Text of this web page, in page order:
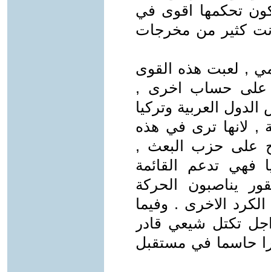
تحكمها اقوى في
كثير من مخرجات
, لعبت هذه القوى
على حساب اخرى ,
العربية وتركيا
, لانها ترى في هذه
على حزب البعث ,
فهي تدعم القائمة
يناصبون الحركة
الاخرى . وفيما
اجل تكتل شيعي قادر
حاسما في مستقبل